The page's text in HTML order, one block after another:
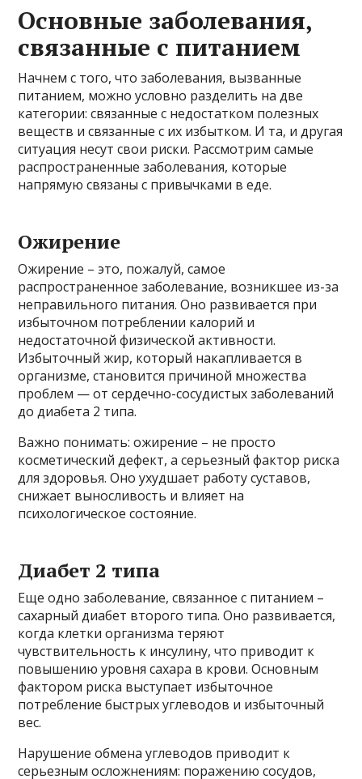
Основные заболевания,
связанные с питанием
Начнем с того, что заболевания, вызванные
питанием, можно условно разделить на две
категории: связанные с недостатком полезных
веществ и связанные с их избытком. И та, и другая
ситуация несут свои риски. Рассмотрим самые
распространенные заболевания, которые
напрямую связаны с привычками в еде.
Ожирение
Ожирение – это, пожалуй, самое
распространенное заболевание, возникшее из-за
неправильного питания. Оно развивается при
избыточном потреблении калорий и
недостаточной физической активности.
Избыточный жир, который накапливается в
организме, становится причиной множества
проблем — от сердечно-сосудистых заболеваний
до диабета 2 типа.
Важно понимать: ожирение – не просто
косметический дефект, а серьезный фактор риска
для здоровья. Оно ухудшает работу суставов,
снижает выносливость и влияет на
психологическое состояние.
Диабет 2 типа
Еще одно заболевание, связанное с питанием –
сахарный диабет второго типа. Оно развивается,
когда клетки организма теряют
чувствительность к инсулину, что приводит к
повышению уровня сахара в крови. Основным
фактором риска выступает избыточное
потребление быстрых углеводов и избыточный
вес.
Нарушение обмена углеводов приводит к
серьезным осложнениям: поражению сосудов,